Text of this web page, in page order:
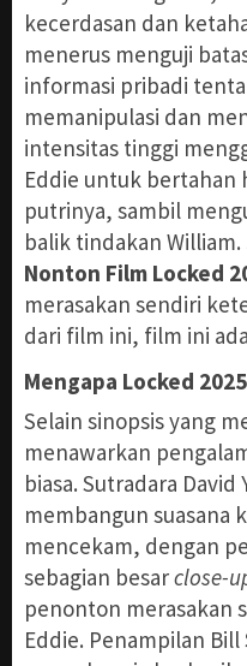
kecerdasan dan
menerus menguji
informasi pribadi
memanipulasi dan
intensitas tinggi
Eddie untuk bertahan
putrinya, sambil
balik tindakan
Nonton Film Locked
merasakan sendiri
dari film ini, film ini
Mengapa Locked
Selain sinopsis yang
menawarkan
biasa. Sutradara
membangun suasana
mencekam, dengan
sebagian besarclose-
penonton merasakan
Eddie. Penampilan